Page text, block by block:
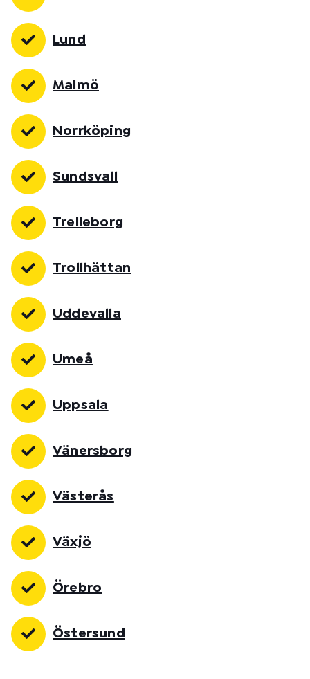
Lund
Malmö
Norrköping
Sundsvall
Trelleborg
Trollhättan
Uddevalla
Umeå
Uppsala
Vänersborg
Västerås
Växjö
Örebro
Östersund